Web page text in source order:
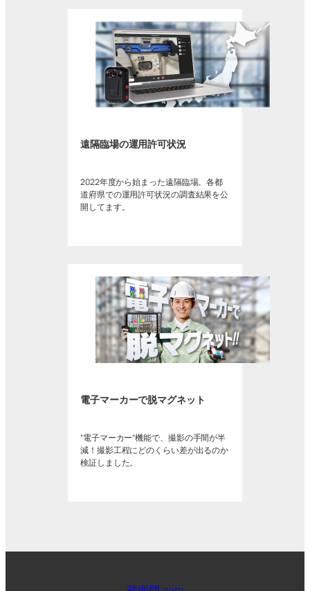
遠隔臨場の運用許可状況
2022年度から始まった遠隔臨場。各都
道府県での運用許可状況の調査結果を公
開してます。
電子マーカーで脱マグネット
“電子マーカー”機能で、撮影の手間が半
減！撮影工程にどのくらい差が出るのか
検証しました。